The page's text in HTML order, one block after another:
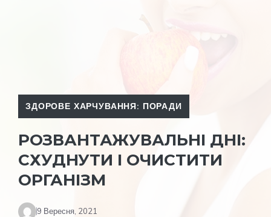
ЗДОРОВЕ ХАРЧУВАННЯ: ПОРАДИ
РОЗВАНТАЖУВАЛЬНІ ДНІ:
СХУДНУТИ І ОЧИСТИТИ
ОРГАНІЗМ
9 Вересня, 2021